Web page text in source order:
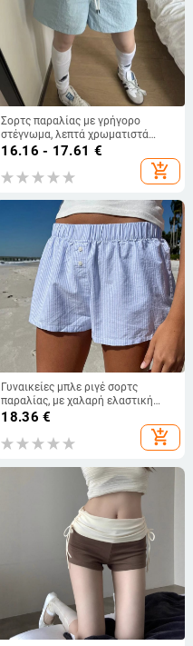
Σορτς παραλίας με γρήγορο
στέγνωμα, λεπτά χρωματιστά
Dopamine, ευέλικτα καλοκαιρινά
χαλαρά αθλητικά-καθημερινά
παντελόνια, μονόχρωμα
16.16 - 17.61 €
add_shopping_cart
Γυναικείες μπλε ριγέ σορτς
παραλίας, με χαλαρή ελαστική
μέση, υφαντά casual παντελόνια
18.36 €
add_shopping_cart